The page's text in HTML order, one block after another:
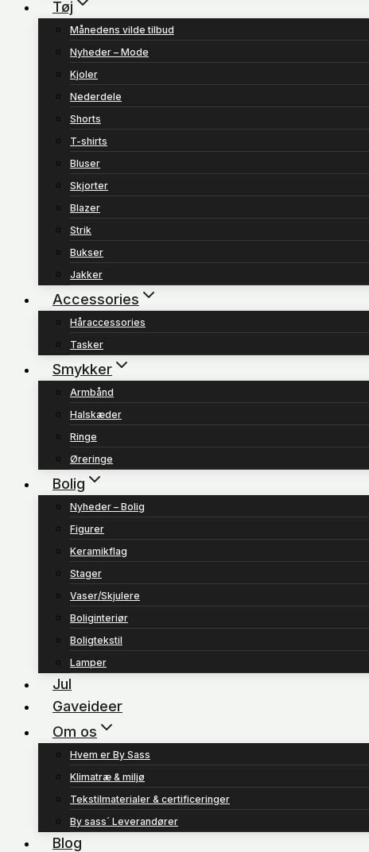
Tøj
Månedens vilde tilbud
Nyheder – Mode
Kjoler
Nederdele
Shorts
T-shirts
Bluser
Skjorter
Blazer
Strik
Bukser
Jakker
Accessories
Håraccessories
Tasker
Smykker
Armbånd
Halskæder
Ringe
Øreringe
Bolig
Nyheder – Bolig
Figurer
Keramikflag
Stager
Vaser/Skjulere
Boliginteriør
Boligtekstil
Lamper
Jul
Gaveideer
Om os
Hvem er By Sass
Klimatræ & miljø
Tekstilmaterialer & certificeringer
By sass´ Leverandører
Blog